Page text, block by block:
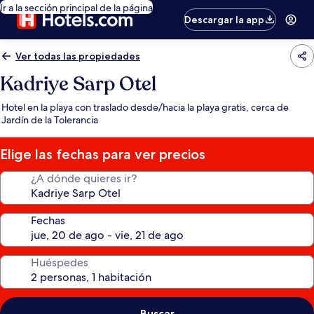
Ir a la sección principal de la página
Descargar la app
Ver todas las propiedades
Kadriye Sarp Otel
Hotel en la playa con traslado desde/hacia la playa gratis, cerca de
Jardín de la Tolerancia
Elige las fechas para ver precios
¿A dónde quieres ir?
Fechas
Huéspedes